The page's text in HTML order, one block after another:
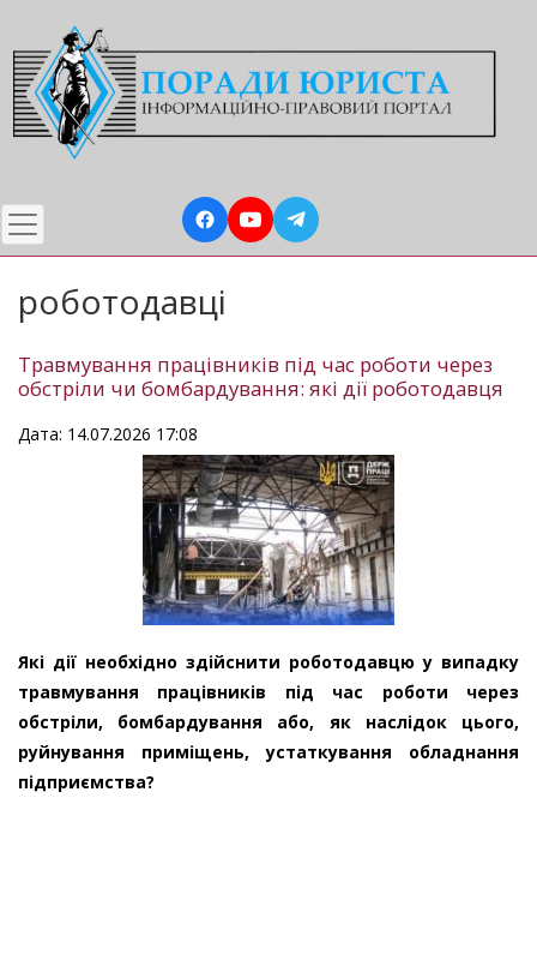
до
основного
вмісту
роботодавці
Травмування працівників під час роботи через
обстріли чи бомбардування: які дії роботодавця
Дата: 14.07.2026 17:08
Які дії необхідно здійснити роботодавцю у випадку
травмування працівників під час роботи через
обстріли, бомбардування або, як наслідок цього,
руйнування приміщень, устаткування обладнання
підприємства?